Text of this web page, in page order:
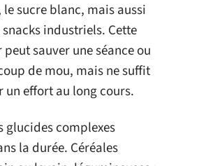
sucre blanc, mais aussi
industriels. Cette
sauver une séance ou
de mou, mais ne suffit
un effort au long cours.
glucides complexes
la durée. Céréales